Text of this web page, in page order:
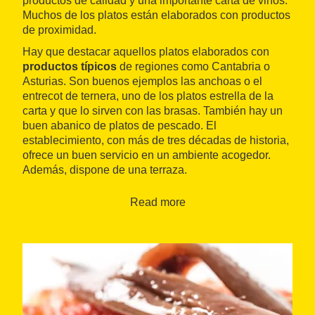
Muchos de los platos están elaborados con productos
de proximidad.
Hay que destacar aquellos platos elaborados con
productos típicos de regiones como Cantabria o
Asturias. Son buenos ejemplos las anchoas o el
entrecot de ternera, uno de los platos estrella de la
carta y que lo sirven con las brasas. También hay un
buen abanico de platos de pescado. El
establecimiento, con más de tres décadas de historia,
ofrece un buen servicio en un ambiente acogedor.
Además, dispone de una terraza.
Read more